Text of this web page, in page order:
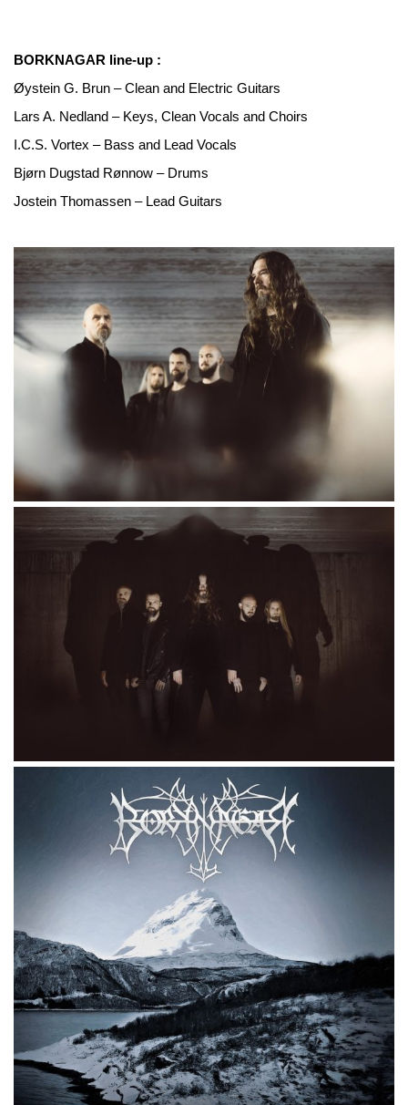
BORKNAGAR line-up :
Øystein G. Brun – Clean and Electric Guitars
Lars A. Nedland – Keys, Clean Vocals and Choirs
I.C.S. Vortex – Bass and Lead Vocals
Bjørn Dugstad Rønnow – Drums
Jostein Thomassen – Lead Guitars